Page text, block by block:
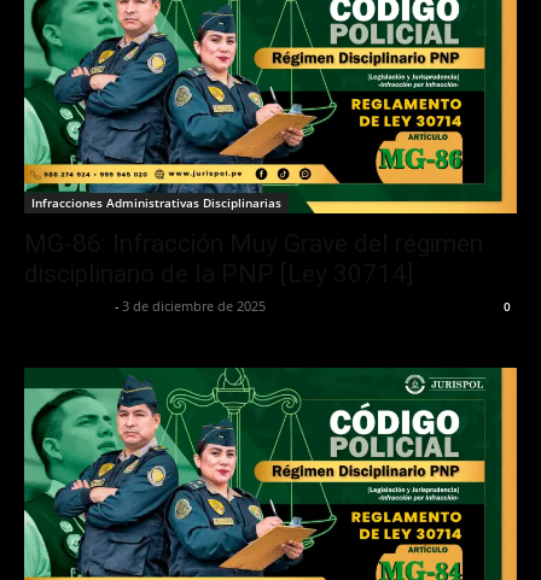
Infracciones Administrativas Disciplinarias
- 3 de diciembre de 2025 0